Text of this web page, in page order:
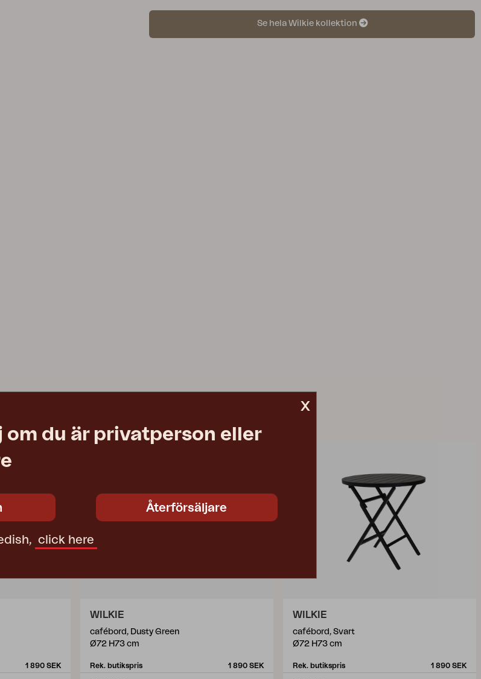
Se hela Wilkie kollektion
1 890 SEK
WILKIE
cafébord, Dusty Green
Ø72 H73 cm
Rek. butikspris 1 890 SEK
WILKIE
cafébord, Svart
Ø72 H73 cm
Rek. butikspris 1 890 SEK
x
om du är privatperson eller
Återförsäljare
click here